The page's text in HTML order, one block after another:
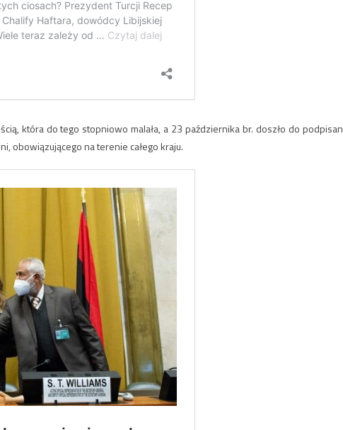
która do tego stopniowo malała, a 23 października br. doszło do
obowiązującego na terenie całego kraju.